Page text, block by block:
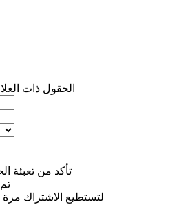
الحقول ذات
تأكد من تعبئة
لتستطيع الاشتراك